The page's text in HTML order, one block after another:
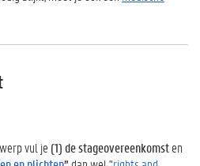
vul je (1) de stageovereenkomsten